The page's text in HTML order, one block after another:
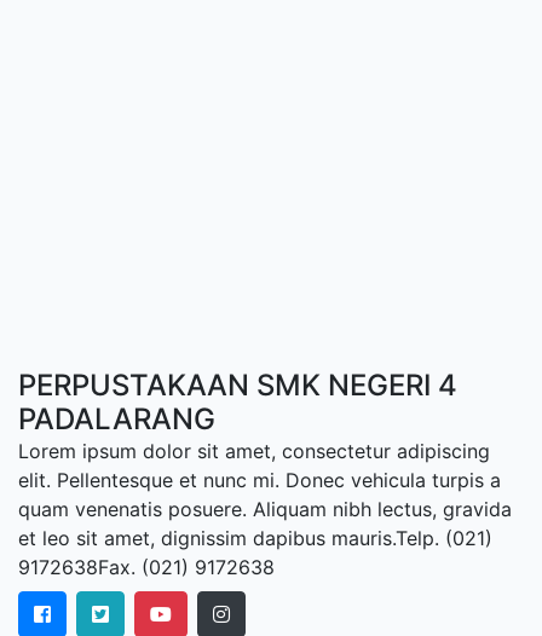
PERPUSTAKAAN SMK NEGERI 4
PADALARANG
Lorem ipsum dolor sit amet, consectetur adipiscing
elit. Pellentesque et nunc mi. Donec vehicula turpis a
quam venenatis posuere. Aliquam nibh lectus, gravida
et leo sit amet, dignissim dapibus mauris.Telp. (021)
9172638Fax. (021) 9172638